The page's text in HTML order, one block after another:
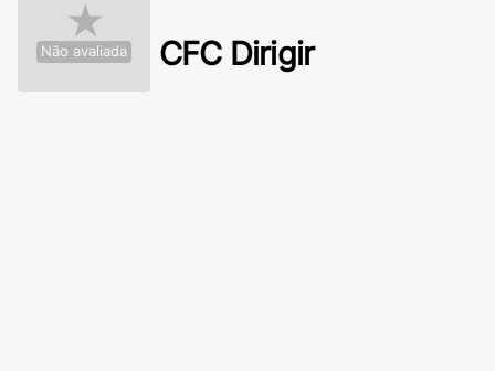
★
Não avaliada CFC Dirigir